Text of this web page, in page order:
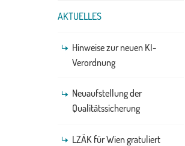
AKTUELLES
Hinweise zur neuen KI-
Verordnung
Neuaufstellung der
Qualitätssicherung
LZÄK für Wien gratuliert